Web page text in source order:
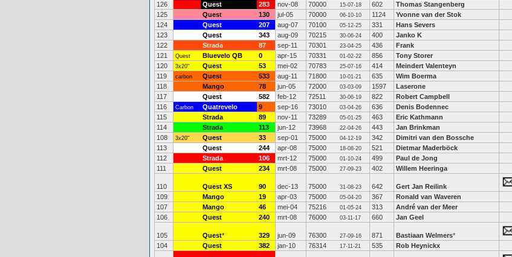
126
Quest 283 nov-08 70000 15-07-18 602 Thomas Stangenberg
125
Quest 130 jul-05 70000 06-10-10 1124 Yvonne van der Stok
124
Quest 207 aug-07 70100 05-12-25 331 Hans Severs
123
Quest 343 aug-09 70215 30-06-24 400 Janko K
122
Strada 87 sep-11 70301 23-04-25 436 Frank
121
Quest Bluevelo QB 0 apr-15 70331 01-02-22 856 Tony Storer
120
3x20" Quest 53 mei-02 70783 25-07-16 414 Meindert Valenteyn
119
carbon Quest 533 aug-11 71800 10-01-21 635 Wim Boerma
118
Mango 78 jun-05 72000 03-03-09 1597 Laserone
117
Quest 582 feb-12 72511 30-06-19 822 Robert Campbell
116
Carbon Quatrevelo 9 sep-16 73010 03-04-26 636 Denis Bodennec
115
Strada 89 nov-11 73289 05-01-25 463 Eric Kathmann
114
Strada 113 jun-12 73968 22-04-26 443 Jan Brinkman
108
3x20" Quest 33 sep-01 75000 04-12-19 342 Dimitri van den Bossche
113
Quest 244 apr-08 75000 18-08-20 521 Dietmar Maderböck
112
Strada 106 mrt-12 75000 01-10-24 499 Paul de Jong
111
Quest 234 mrt-08 75000 27-09-23 402 Willem Heeringa
110 Quest XS 90 dec-13 75000 31-08-23 642 Gert Jan Reilink
109
Mango 19 apr-03 75000 05-04-20 367 Ronald van Waveren
107
Mango 46 mei-04 75216 01-05-24 313 André van der Meer
106
Quest 240 mrt-08 76000 03-11-17 660 Jan Geel
105 Quest* 329 jun-09 76300 27-09-16 871 Bastiaan Welmers*
104
Quest 382 jan-10 76314 17-11-21 535 Rob Heynickx